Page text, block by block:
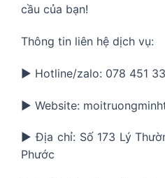
cầu của bạn!
Thông tin liên hệ dịch vụ:
▶️ Hotline/zalo: 078 451
▶️ Website:
▶️ Địa chỉ: Số 173 Lý
Phước